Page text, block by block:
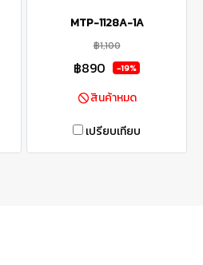
MTP-1128A-1A
฿1,100
฿890 -19%
สินค้าหมด
เปรียบเทียบ